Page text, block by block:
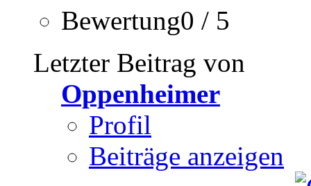
Bewertung0 / 5
Letzter Beitrag von
Oppenheimer
Profil
Beiträge anzeigen